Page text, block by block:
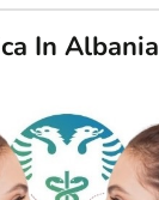
In Albania